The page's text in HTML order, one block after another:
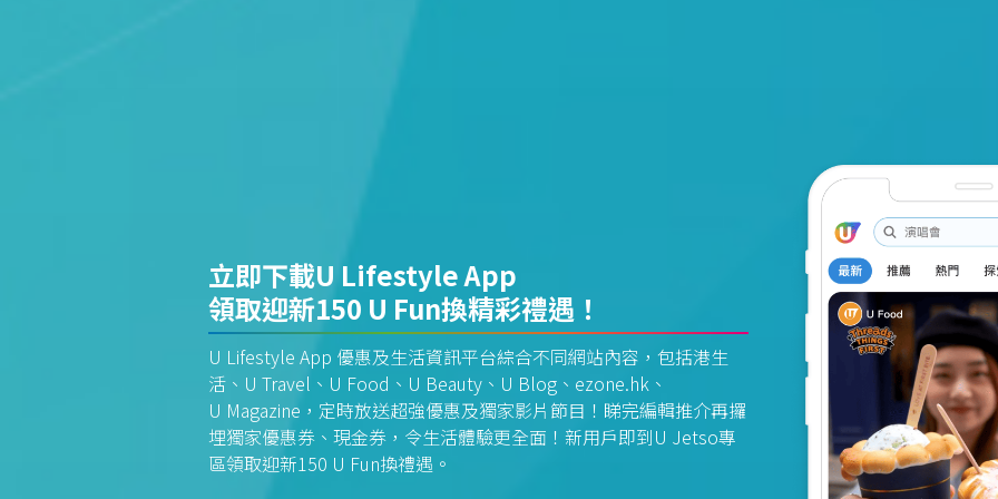
立即下載U Lifestyle App
領取迎新150 U Fun換精彩禮遇！
U Lifestyle App 優惠及生活資訊平台綜合不同網站內容，包括港生
活、U Travel、U Food、U Beauty、U Blog、ezone.hk、
U Magazine，定時放送超強優惠及獨家影片節目！睇完編輯推介再攞
埋獨家優惠券、現金券，令生活體驗更全面！新用戶即到U Jetso專
區領取迎新150 U Fun換禮遇。